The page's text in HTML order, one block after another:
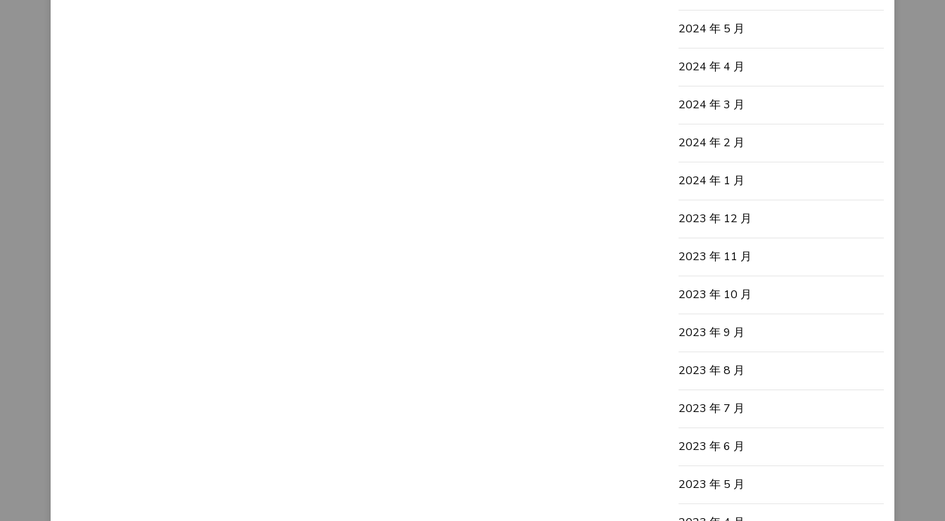
2024 年 5 月
2024 年 4 月
2024 年 3 月
2024 年 2 月
2024 年 1 月
2023 年 12 月
2023 年 11 月
2023 年 10 月
2023 年 9 月
2023 年 8 月
2023 年 7 月
2023 年 6 月
2023 年 5 月